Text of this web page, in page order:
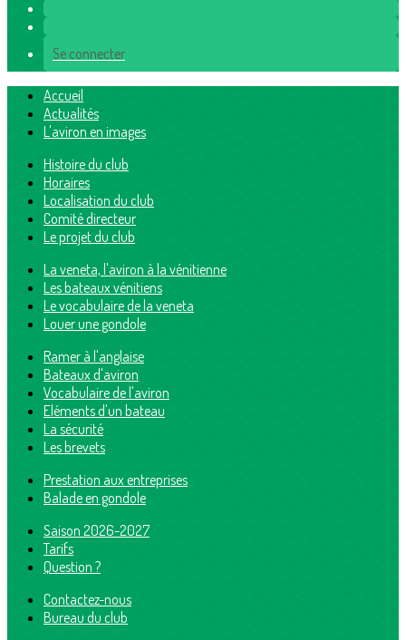
Se connecter
Accueil
Actualités
L'aviron en images
Histoire du club
Horaires
Localisation du club
Comité directeur
Le projet du club
La veneta, l'aviron à la vénitienne
Les bateaux vénitiens
Le vocabulaire de la veneta
Louer une gondole
Ramer à l'anglaise
Bateaux d'aviron
Vocabulaire de l'aviron
Eléments d'un bateau
La sécurité
Les brevets
Prestation aux entreprises
Balade en gondole
Saison 2026-2027
Tarifs
Question ?
Contactez-nous
Bureau du club